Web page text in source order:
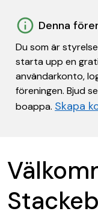
Denna
Du som är
starta upp en
användarkonto,
föreningen. Bjud
boappa. Skapa